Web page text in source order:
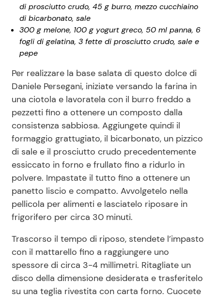
di prosciutto crudo, 45 g burro, mezzo cucchiaino
di bicarbonato, sale
300 g melone, 100 g yogurt greco, 50 ml panna, 6
fogli di gelatina, 3 fette di prosciutto crudo, sale e
pepe
Per realizzare la base salata di questo dolce di
Daniele Persegani, iniziate versando la farina in
una ciotola e lavoratela con il burro freddo a
pezzetti fino a ottenere un composto dalla
consistenza sabbiosa. Aggiungete quindi il
formaggio grattugiato, il bicarbonato, un pizzico
di sale e il prosciutto crudo precedentemente
essiccato in forno e frullato fino a ridurlo in
polvere. Impastate il tutto fino a ottenere un
panetto liscio e compatto. Avvolgetelo nella
pellicola per alimenti e lasciatelo riposare in
frigorifero per circa 30 minuti.
Trascorso il tempo di riposo, stendete l’impasto
con il mattarello fino a raggiungere uno
spessore di circa 3-4 millimetri. Ritagliate un
disco della dimensione desiderata e trasferitelo
su una teglia rivestita con carta forno. Cuocete